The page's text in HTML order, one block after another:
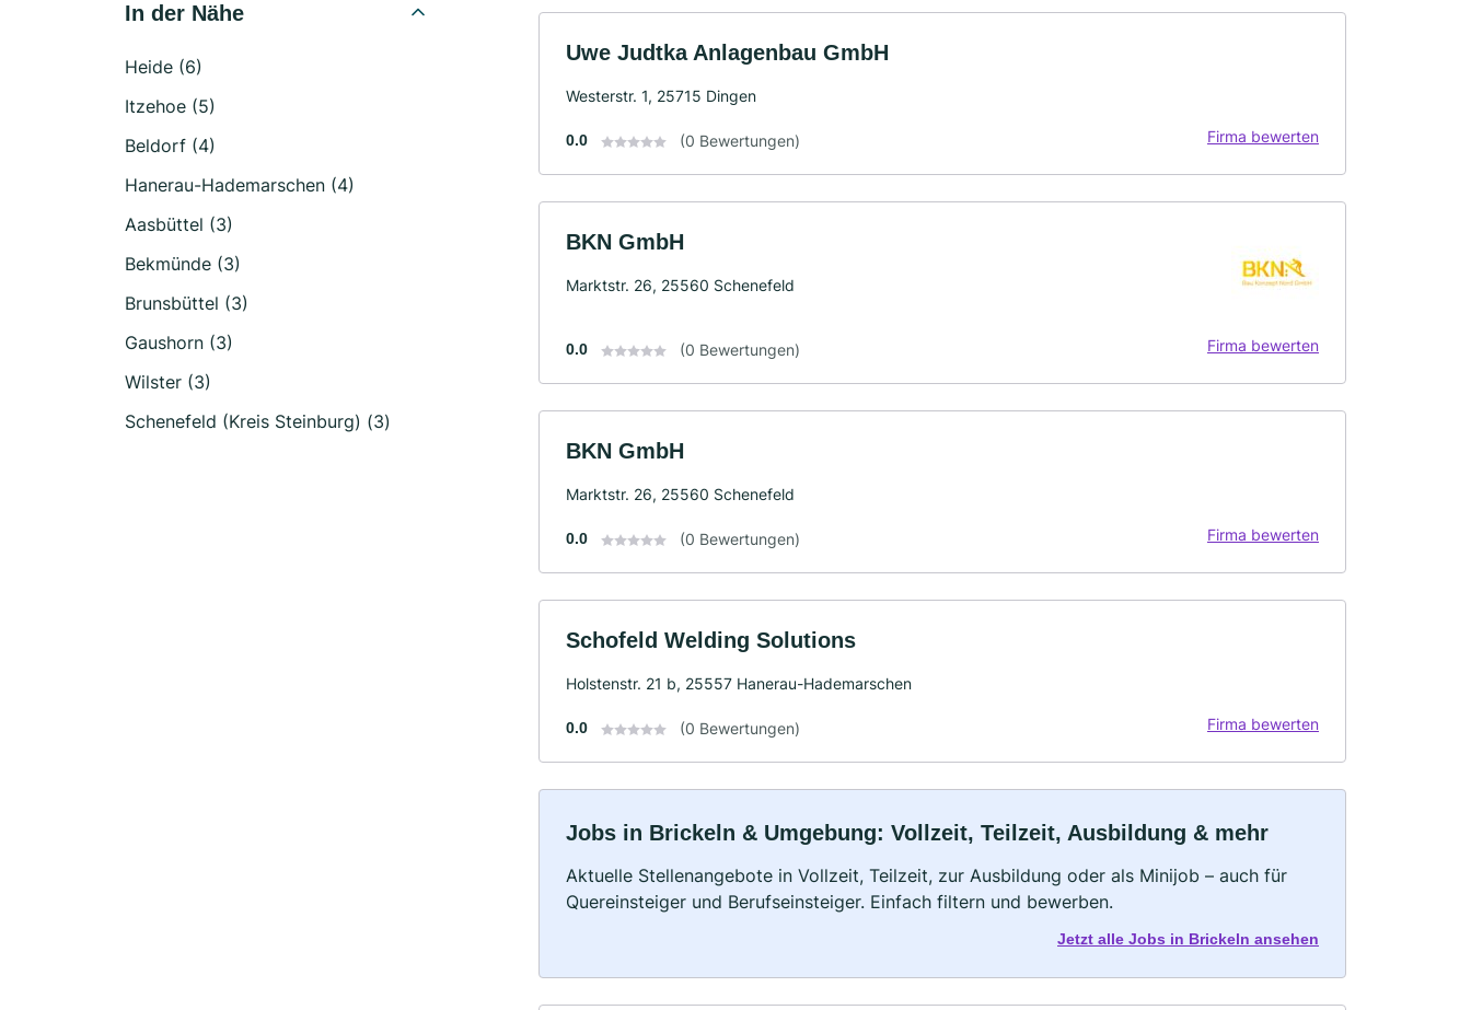
In der Nähe
Heide (6)
Itzehoe (5)
Beldorf (4)
Hanerau-Hademarschen (4)
Aasbüttel (3)
Bekmünde (3)
Brunsbüttel (3)
Gaushorn (3)
Wilster (3)
Schenefeld (Kreis Steinburg) (3)
Uwe Judtka Anlagenbau GmbH
Westerstr. 1, 25715 Dingen
0.0 (0 Bewertungen) Firma bewerten
BKN GmbH
Marktstr. 26, 25560 Schenefeld
0.0 (0 Bewertungen) Firma bewerten
BKN GmbH
Marktstr. 26, 25560 Schenefeld
0.0 (0 Bewertungen) Firma bewerten
Schofeld Welding Solutions
Holstenstr. 21 b, 25557 Hanerau-Hademarschen
0.0 (0 Bewertungen) Firma bewerten
Jobs in Brickeln & Umgebung: Vollzeit, Teilzeit, Ausbildung & mehr
Aktuelle Stellenangebote in Vollzeit, Teilzeit, zur Ausbildung oder als Minijob – auch für
Quereinsteiger und Berufseinsteiger. Einfach filtern und bewerben.
Jetzt alle Jobs in Brickeln ansehen